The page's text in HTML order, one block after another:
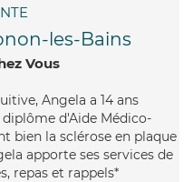
les-Bains
Vous
Angela a 14 ans
d'Aide Médico-
bien la sclérose en plaque
apporte ses services de
repas et rappels*